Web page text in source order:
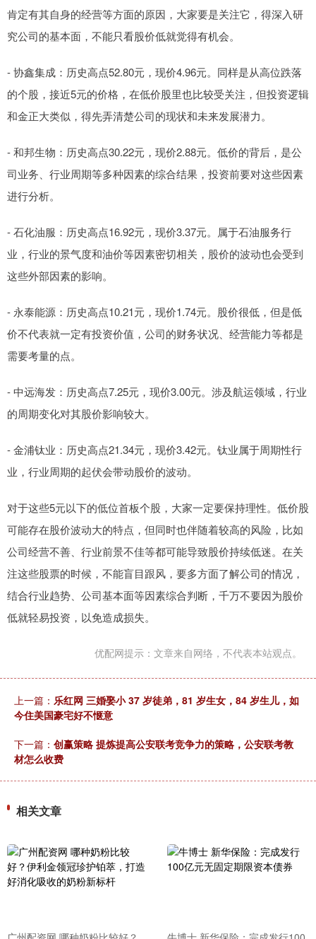
肯定有其自身的经营等方面的原因，大家要是关注它，得深入研
究公司的基本面，不能只看股价低就觉得有机会。
- 协鑫集成：历史高点52.80元，现价4.96元。同样是从高位跌落
的个股，接近5元的价格，在低价股里也比较受关注，但投资逻辑
和金正大类似，得先弄清楚公司的现状和未来发展潜力。
- 和邦生物：历史高点30.22元，现价2.88元。低价的背后，是公
司业务、行业周期等多种因素的综合结果，投资前要对这些因素
进行分析。
- 石化油服：历史高点16.92元，现价3.37元。属于石油服务行
业，行业的景气度和油价等因素密切相关，股价的波动也会受到
这些外部因素的影响。
- 永泰能源：历史高点10.21元，现价1.74元。股价很低，但是低
价不代表就一定有投资价值，公司的财务状况、经营能力等都是
需要考量的点。
- 中远海发：历史高点7.25元，现价3.00元。涉及航运领域，行业
的周期变化对其股价影响较大。
- 金浦钛业：历史高点21.34元，现价3.42元。钛业属于周期性行
业，行业周期的起伏会带动股价的波动。
对于这些5元以下的低位首板个股，大家一定要保持理性。低价股
可能存在股价波动大的特点，但同时也伴随着较高的风险，比如
公司经营不善、行业前景不佳等都可能导致股价持续低迷。在关
注这些股票的时候，不能盲目跟风，要多方面了解公司的情况，
结合行业趋势、公司基本面等因素综合判断，千万不要因为股价
低就轻易投资，以免造成损失。
优配网提示：文章来自网络，不代表本站观点。
上一篇： 乐红网 三婚娶小 37 岁徒弟，81 岁生女，84 岁生儿，如
今住美国豪宅好不惬意
下一篇： 创赢策略 提炼提高公安联考竞争力的策略，公安联考教
材怎么收费
相关文章